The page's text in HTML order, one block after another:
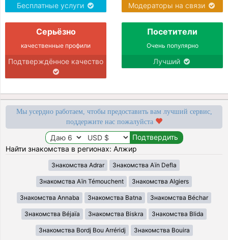
Бесплатные услуги Модераторы на связи
Серьёзно
качественные профили
Подтверждённое качество
Посетители
Очень популярно
Лучший
Мы усердно работаем, чтобы предоставить вам лучший сервис,
поддержите нас пожалуйста
Найти знакомства в регионах: Алжир
Знакомства Adrar Знакомства Aïn Defla
Знакомства Aïn Témouchent Знакомства Algiers
Знакомства Annaba Знакомства Batna Знакомства Béchar
Знакомства Béjaïa Знакомства Biskra Знакомства Blida
Знакомства Bordj Bou Arréridj Знакомства Bouira